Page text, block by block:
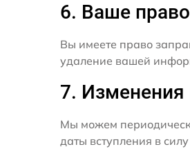
6. Ваше
Вы имеете право
удаление вашей
7. Изменения
Мы можем
даты вступления в